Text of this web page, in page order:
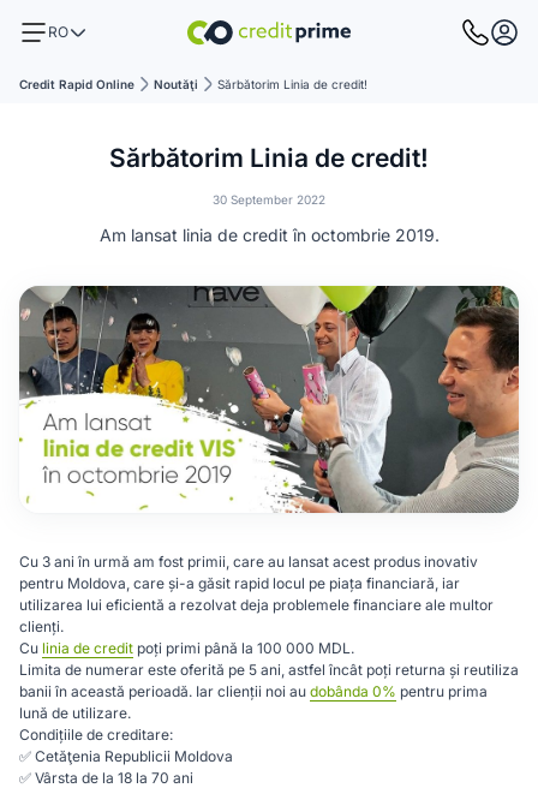
RO
Credit Rapid Online Noutăţi Sărbătorim Linia de credit!
Sărbătorim Linia de credit!
30 September 2022
Am lansat linia de credit în octombrie 2019.
Cu 3 ani în urmă am fost primii, care au lansat acest produs inovativ
pentru Moldova, care și-a găsit rapid locul pe piața financiară, iar
utilizarea lui eficientă a rezolvat deja problemele financiare ale multor
clienți.
Cu linia de credit poți primi până la 100 000 MDL.
Limita de numerar este oferită pe 5 ani, astfel încât poți returna și reutiliza
banii în această perioadă. Iar clienții noi au dobânda 0% pentru prima
lună de utilizare.
Condițiile de creditare:
✅ Cetăţenia Republicii Moldova
✅ Vârsta de la 18 la 70 ani